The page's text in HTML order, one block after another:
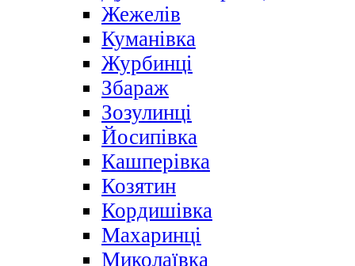
Жежелів
Куманівка
Журбинці
Збараж
Зозулинці
Йосипівка
Кашперівка
Козятин
Кордишівка
Махаринці
Миколаївка